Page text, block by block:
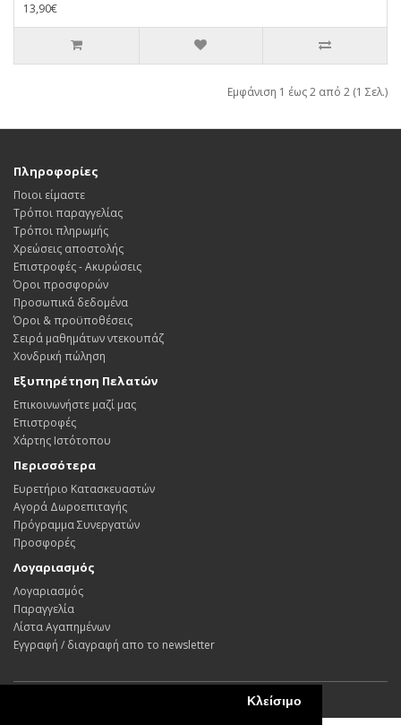
Κλείσιμο
13,90€
Εμφάνιση 1 έως 2 από 2 (1 Σελ.)
Πληροφορίες
Ποιοι είμαστε
Τρόποι παραγγελίας
Τρόποι πληρωμής
Χρεώσεις αποστολής
Επιστροφές - Ακυρώσεις
Όροι προσφορών
Προσωπικά δεδομένα
Όροι & προϋποθέσεις
Σειρά μαθημάτων ντεκουπάζ
Χονδρική πώληση
Εξυπηρέτηση Πελατών
Επικοινωνήστε μαζί μας
Επιστροφές
Χάρτης Ιστότοπου
Περισσότερα
Ευρετήριο Κατασκευαστών
Αγορά Δωροεπιταγής
Πρόγραμμα Συνεργατών
Προσφορές
Λογαριασμός
Λογαριασμός
Παραγγελία
Λίστα Αγαπημένων
Εγγραφή / διαγραφή απο το newsletter